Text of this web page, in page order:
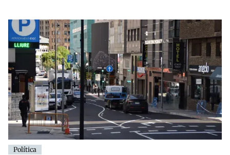
Política